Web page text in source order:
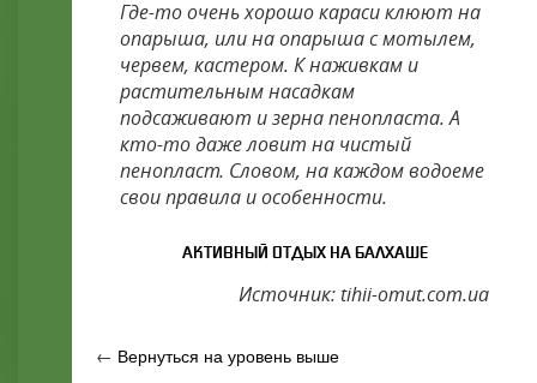
Где-то очень хорошо караси клюют на
опарыша, или на опарыша с мотылем,
червем, кастером. К наживкам и
растительным насадкам
подсаживают и зерна пенопласта. А
кто-то даже ловит на чистый
пенопласт. Словом, на каждом водоеме
свои правила и особенности.
АКТИВНЫЙ ОТДЫХ НА БАЛХАШЕ
Источник: tihii-omut.com.ua
← Вернуться на уровень выше